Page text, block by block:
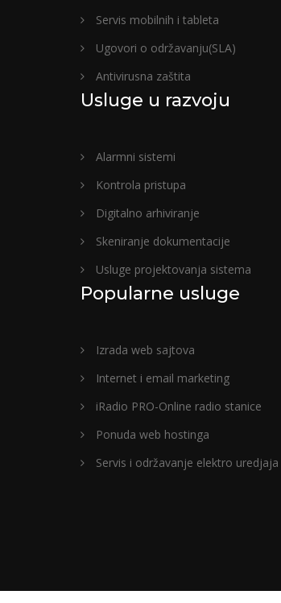
Servis mobilnih i tableta
Ugovori o održavanju(SLA)
Antivirusna zaštita
Usluge u razvoju
Alarmni sistemi
Kontrola pristupa
Digitalno arhiviranje
Skeniranje dokumentacije
Usluge projektovanja sistema
Popularne usluge
Izrada web sajtova
Internet i email marketing
iRadio PRO-Online radio stanice
Ponuda web hostinga
Servis i održavanje elektro uredjaja